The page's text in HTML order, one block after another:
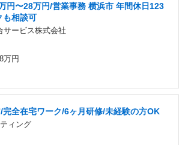
円〜28万円/営業事務 横浜市 年間休日123
も相談可
サービス株式会社
万円
完全在宅ワーク/6ヶ月研修/未経験の方OK
ィング